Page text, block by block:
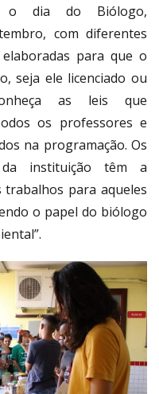
o dia do Biólogo,
com diferentes
elaboradas para que o
seja ele licenciado ou
as leis que
os professores e
na programação. Os
instituição têm a
para aqueles
o papel do biólogo